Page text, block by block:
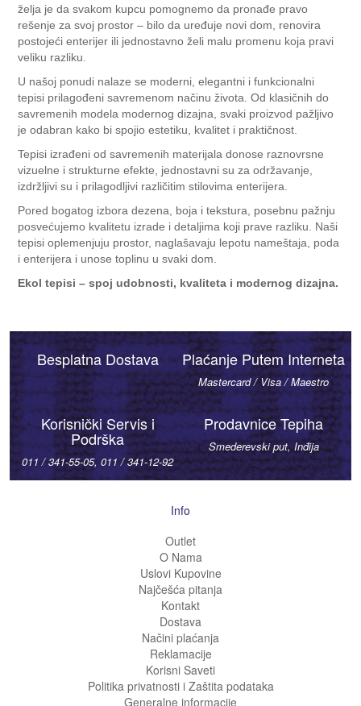
želja je da svakom kupcu pomognemo da pronađe pravo
rešenje za svoj prostor – bilo da uređuje novi dom, renovira
postojeći enterijer ili jednostavno želi malu promenu koja pravi
veliku razliku.
U našoj ponudi nalaze se moderni, elegantni i funkcionalni
tepisi prilagođeni savremenom načinu života. Od klasičnih do
savremenih modela modernog dizajna, svaki proizvod pažljivo
je odabran kako bi spojio estetiku, kvalitet i praktičnost.
Tepisi izrađeni od savremenih materijala donose raznovrsne
vizuelne i strukturne efekte, jednostavni su za održavanje,
izdržljivi su i prilagodljivi različitim stilovima enterijera.
Pored bogatog izbora dezena, boja i tekstura, posebnu pažnju
posvećujemo kvalitetu izrade i detaljima koji prave razliku. Naši
tepisi oplemenjuju prostor, naglašavaju lepotu nameštaja, poda
i enterijera i unose toplinu u svaki dom.
Ekol tepisi – spoj udobnosti, kvaliteta i modernog dizajna.
Besplatna Dostava Plaćanje Putem Interneta
Mastercard / Visa / Maestro
Korisnički Servis i
Podrška
011 / 341-55-05, 011 / 341-12-92
Prodavnice Tepiha
Smederevski put, Inđija
Info
Outlet
O Nama
Uslovi Kupovine
Najčešća pitanja
Kontakt
Dostava
Načini plaćanja
Reklamacije
Korisni Saveti
Politika privatnosti i Zaštita podataka
Generalne informacije